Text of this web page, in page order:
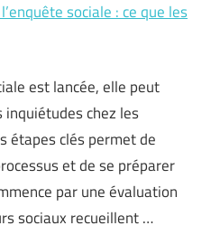
sociale : ce que les
est lancée, elle peut
chez les
étapes clés permet de
et de se préparer
par une évaluation
sociaux recueillent …